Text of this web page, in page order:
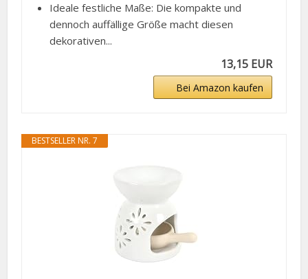
Ideale festliche Maße: Die kompakte und
dennoch auffällige Größe macht diesen
dekorativen...
13,15 EUR
Bei Amazon kaufen
BESTSELLER NR. 7